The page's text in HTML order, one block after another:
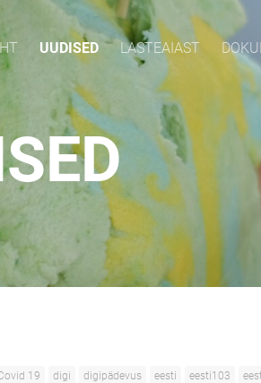
UUDISED LASTEAIAST
19 digi digipädevus eesti eesti103